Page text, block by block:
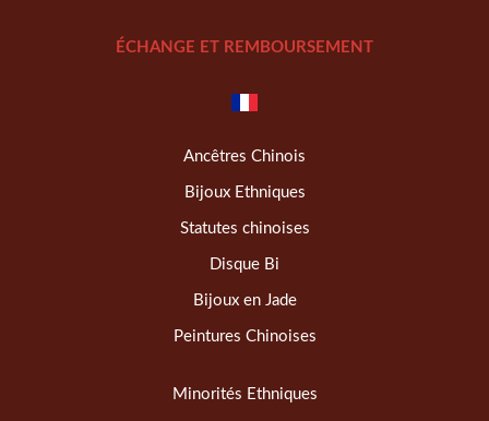
ÉCHANGE ET REMBOURSEMENT
Ancêtres Chinois
Bijoux Ethniques
Statutes chinoises
Disque Bi
Bijoux en Jade
Peintures Chinoises
Minorités Ethniques